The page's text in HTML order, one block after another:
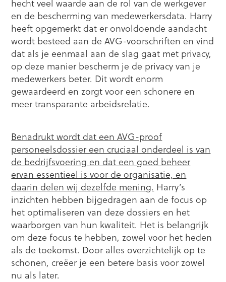
hecht veel waarde aan de rol van de werkgever
en de bescherming van medewerkersdata. Harry
heeft opgemerkt dat er onvoldoende aandacht
wordt besteed aan de AVG-voorschriften en vind
dat als je eenmaal aan de slag gaat met privacy,
op deze manier bescherm je de privacy van je
medewerkers beter. Dit wordt enorm
gewaardeerd en zorgt voor een schonere en
meer transparante arbeidsrelatie.
Benadrukt wordt dat een AVG-proof
personeelsdossier een cruciaal onderdeel is van
de bedrijfsvoering en dat een goed beheer
ervan essentieel is voor de organisatie, en
daarin delen wij dezelfde mening. Harry’s
inzichten hebben bijgedragen aan de focus op
het optimaliseren van deze dossiers en het
waarborgen van hun kwaliteit. Het is belangrijk
om deze focus te hebben, zowel voor het heden
als de toekomst. Door alles overzichtelijk op te
schonen, creëer je een betere basis voor zowel
nu als later.